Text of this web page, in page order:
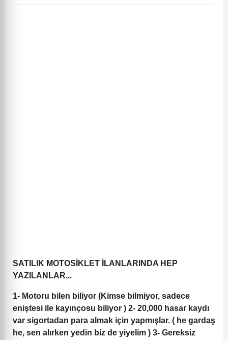
SATILIK MOTOSİKLET İLANLARINDA HEP
YAZILANLAR...
1- Motoru bilen biliyor (Kimse bilmiyor, sadece
eniştesi ile kayınçosu biliyor ) 2- 20,000 hasar kaydı
var sigortadan para almak için yapmışlar. ( he gardaş
he, sen alırken yedin biz de yiyelim ) 3- Gereksiz